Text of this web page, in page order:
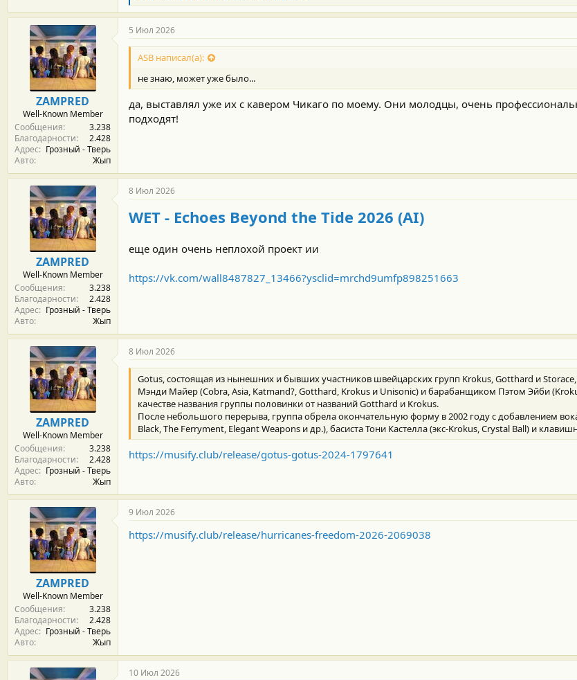
л
а
г
о
д
а
н
с
т
и
ZAMPRED
Well-Known Member
Сообщения
3.238
Благодарности
2.428
Адрес
Грозный - Тверь
Авто
Жып
5 Июл 2026
ASB написал(а):
не знаю, может уже было...
да, выставлял уже их с кавером Чикаго по моему. Они молодцы, очень
подходят!
ZAMPRED
Well-Known Member
Сообщения
3.238
Благодарности
2.428
Адрес
Грозный - Тверь
Авто
Жып
8 Июл 2026
WET - Echoes Beyond the Tide 2026 (AI)
еще один очень неплохой проект ии
https://vk.com/wall8487827_13466?ysclid=mrchd9umfp898251663
ZAMPRED
Well-Known Member
Сообщения
3.238
Благодарности
2.428
Адрес
Грозный - Тверь
Авто
Жып
8 Июл 2026
Gotus, состоящая из нынешних и бывших участников швейцарских групп Krokus, Gotthard и
Мэнди Майер (Cobra, Asia, Katmand?, Gotthard, Krokus и Unisonic) и барабанщиком Пэтом Эйби
качестве названия группы половинки от названий Gotthard и Krokus.
После небольшого перерыва, группа обрела окончательную форму в 2002 году с добавлением
Black, The Ferryment, Elegant Weapons и др.), басиста Тони Кастелла (экс-Krokus, Crystal Ball) и
https://musify.club/release/gotus-gotus-2024-1797641
ZAMPRED
Well-Known Member
Сообщения
3.238
Благодарности
2.428
Адрес
Грозный - Тверь
Авто
Жып
9 Июл 2026
https://musify.club/release/hurricanes-freedom-2026-2069038
10 Июл 2026